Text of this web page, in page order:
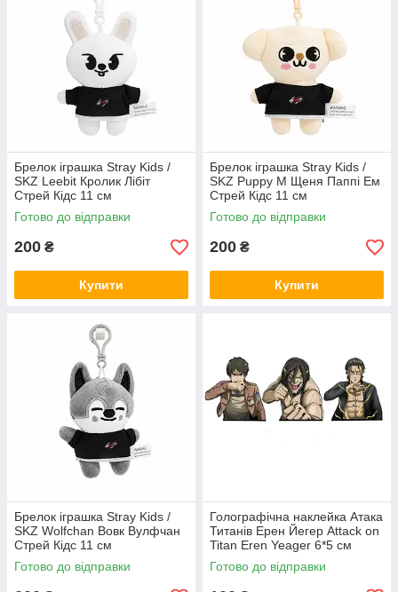
Брелок іграшка Stray Kids /
SKZ Leebit Кролик Лібіт
Стрей Кідс 11 см
Готово до відправки
200 ₴
Купити
Брелок іграшка Stray Kids /
SKZ Puppy M Щеня Паппі Ем
Стрей Кідс 11 см
Готово до відправки
200 ₴
Купити
Брелок іграшка Stray Kids /
SKZ Wolfchan Вовк Вулфчан
Стрей Кідс 11 см
Готово до відправки
Голографічна наклейка Атака
Титанів Ерен Йегер Attack on
Titan Eren Yeager 6*5 см
Готово до відправки